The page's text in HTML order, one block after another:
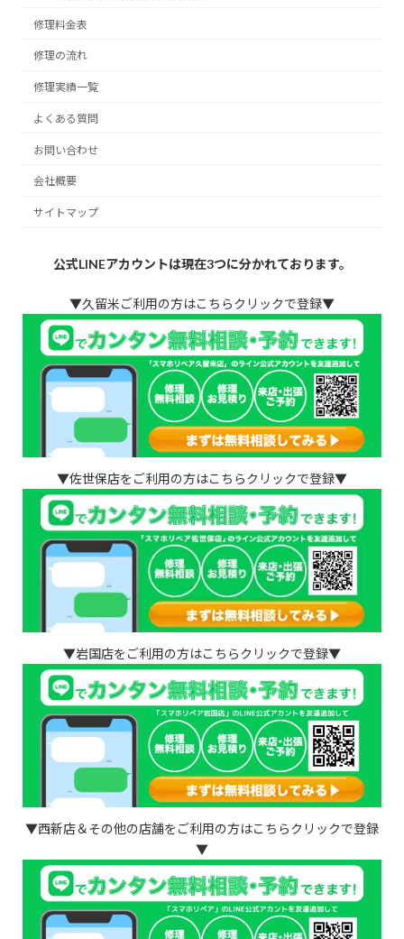
修理料金表
修理の流れ
修理実績一覧
よくある質問
お問い合わせ
会社概要
サイトマップ
公式LINEアカウントは現在3つに分かれております。
▼久留米ご利用の方はこちらクリックで登録▼
▼佐世保店をご利用の方はこちらクリックで登録▼
▼岩国店をご利用の方はこちらクリックで登録▼
▼西新店＆その他の店舗をご利用の方はこちらクリックで登録
▼